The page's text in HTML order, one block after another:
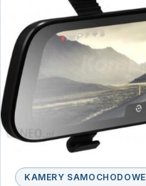
KAMERY SAMOCHODOWE